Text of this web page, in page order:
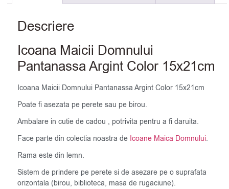
Descriere
Icoana Maicii Domnului
Pantanassa Argint Color 15x21cm
Icoana Maicii Domnului Pantanassa Argint Color 15x21cm
Poate fi asezata pe perete sau pe birou.
Ambalare in cutie de cadou , potrivita pentru a fi daruita.
Face parte din colectia noastra de Icoane Maica Domnului.
Rama este din lemn.
Sistem de prindere pe perete si de asezare pe o suprafata
orizontala (birou, biblioteca, masa de rugaciune).